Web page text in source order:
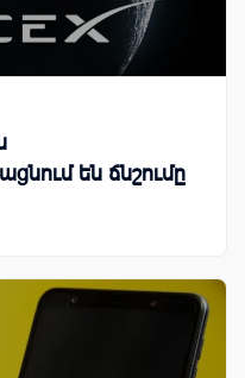
են ճնշումը